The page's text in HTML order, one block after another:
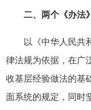
二、两个《办法
以《中华人民共和
律法规为依据，在广
收基层经验做法的基
面系统的规定，同时